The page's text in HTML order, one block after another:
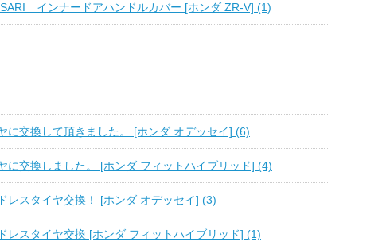
インナードアハンドルカバー [ホンダ ZR-V] (1)
に交換して頂きました。 [ホンダ オデッセイ] (6)
に交換しました。 [ホンダ フィットハイブリッド] (4)
レスタイヤ交換！ [ホンダ オデッセイ] (3)
レスタイヤ交換 [ホンダ フィットハイブリッド] (1)